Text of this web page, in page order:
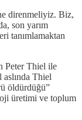
direnmeliyiz. Biz,
son yarım
tanımlamaktan
Peter Thiel ile
Thiel
öldürdüğü”
üretimi ve toplum